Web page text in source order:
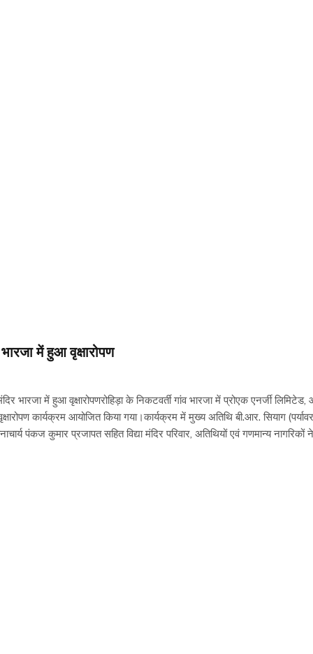
में हुआ वृक्षारोपण
भारजा में हुआ वृक्षारोपणरोहिड़ा के निकटवर्ती गांव भारजा में प्रोएक एनर्जी
कार्यक्रम आयोजित किया गया।कार्यक्रम में मुख्य अतिथि बी.आर. सियाग
पंकज कुमार प्रजापत सहित विद्या मंदिर परिवार, अतिथियों एवं गणमान्य नागरिकों